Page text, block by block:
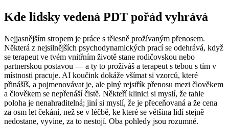
Kde lidsky vedená PDT pořád vyhrává
Nejjasnějším stropem je práce s tělesně prožívaným přenosem.
Některá z nejsilnějších psychodynamických prací se odehrává, když
se terapeut ve tvém vnitřním životě stane rodičovskou nebo
partnerskou postavou — a ty to prožíváš a terapeut s tebou s tím v
místnosti pracuje. AI koučink dokáže všímat si vzorců, které
přinášíš, a pojmenovávat je, ale plný rejstřík přenosu mezi člověkem
a člověkem se nepřenáší čistě. Někteří klinici si myslí, že tahle
poloha je nenahraditelná; jiní si myslí, že je přeceňovaná a že cena
za osm let čekání, než se v léčbě, ke které se většina lidí stejně
nedostane, vyvine, za to nestojí. Oba pohledy jsou rozumné.